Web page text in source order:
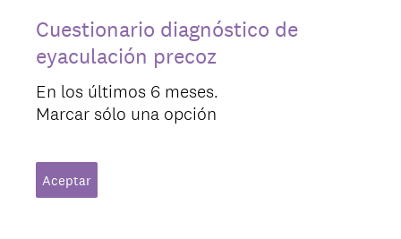
Cuestionario diagnóstico de
eyaculación precoz
En los últimos 6 meses.
Marcar sólo una opción
Aceptar